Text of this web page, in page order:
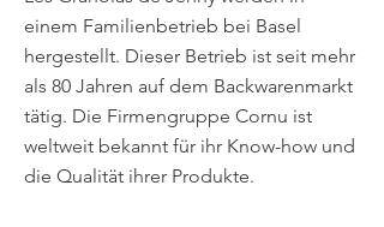
einem Familienbetrieb bei Basel
hergestellt. Dieser Betrieb ist seit mehr
als 80 Jahren auf dem Backwarenmarkt
tätig. Die Firmengruppe Cornu ist
weltweit bekannt für ihr Know-how und
die Qualität ihrer Produkte.